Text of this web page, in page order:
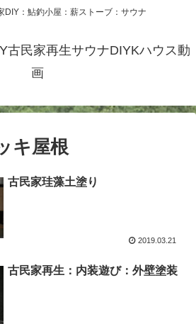
DIY：鮎釣小屋：薪ストーブ：サウナ
古民家再生サウナDIYKハウス動
画
キ屋根
古民家珪藻土塗り
2019.03.21
古民家再生：内装遊び：外壁塗装